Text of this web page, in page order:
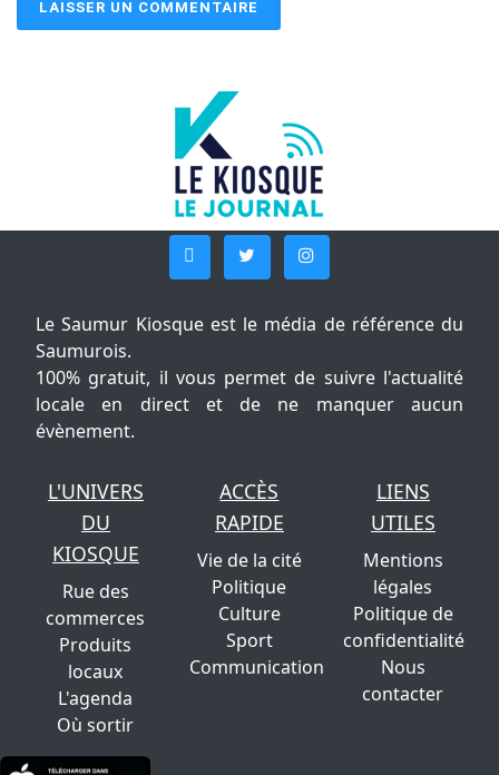
Le Saumur Kiosque est le média de référence du
Saumurois.
100% gratuit, il vous permet de suivre l'actualité
locale en direct et de ne manquer aucun
évènement.
L'UNIVERS
DU
KIOSQUE
Rue des
commerces
Produits
locaux
L'agenda
Où sortir
ACCÈS
RAPIDE
Vie de la cité
Politique
Culture
Sport
Communication
LIENS
UTILES
Mentions
légales
Politique de
confidentialité
Nous
contacter